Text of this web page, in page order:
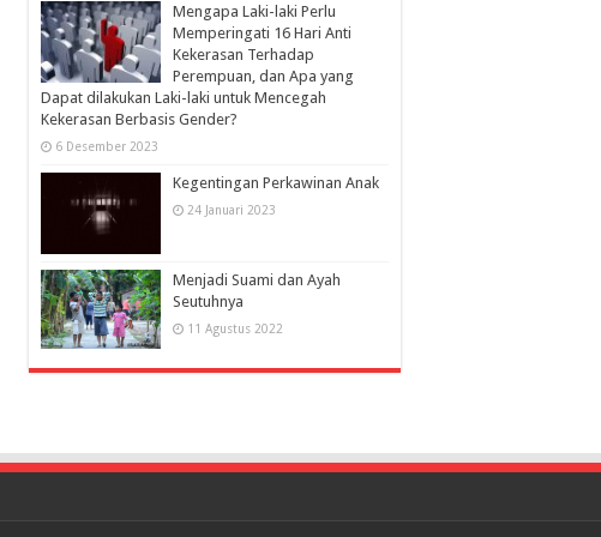
Mengapa Laki-laki Perlu
Memperingati 16 Hari Anti
Kekerasan Terhadap
Perempuan, dan Apa yang
Dapat dilakukan Laki-laki untuk Mencegah
Kekerasan Berbasis Gender?
6 Desember 2023
Kegentingan Perkawinan Anak
24 Januari 2023
Menjadi Suami dan Ayah
Seutuhnya
11 Agustus 2022